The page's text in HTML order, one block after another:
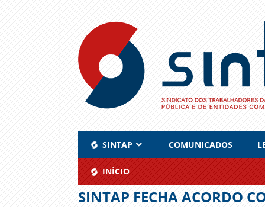
content
SINTAP COMUNICADOS
INÍCIO
SINTAP FECHA ACORDO